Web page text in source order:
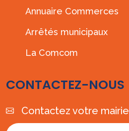
Annuaire Commerces
Arrêtés municipaux
La Comcom
CONTACTEZ-NOUS
Contactez votre mairie